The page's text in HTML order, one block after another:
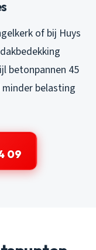
of bij Huys
betonpannen 45
belasting
09